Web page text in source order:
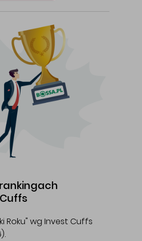
rankingach
Roku" wg Invest Cuffs